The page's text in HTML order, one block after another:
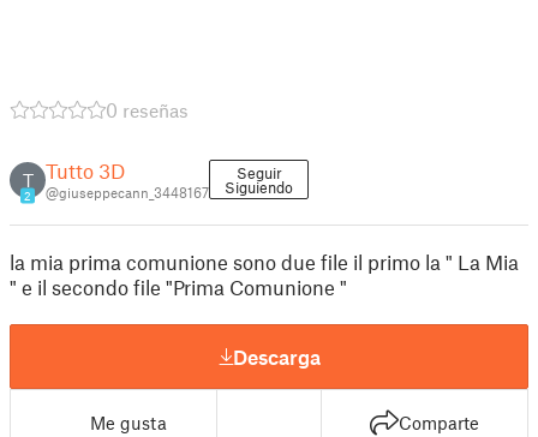
0 reseñas
T
2
Tutto 3D
@giuseppecann_3448167
Seguir
Siguiendo
la mia prima comunione sono due file il primo la " La Mia
" e il secondo file "Prima Comunione "
Descarga
Me gusta Comparte